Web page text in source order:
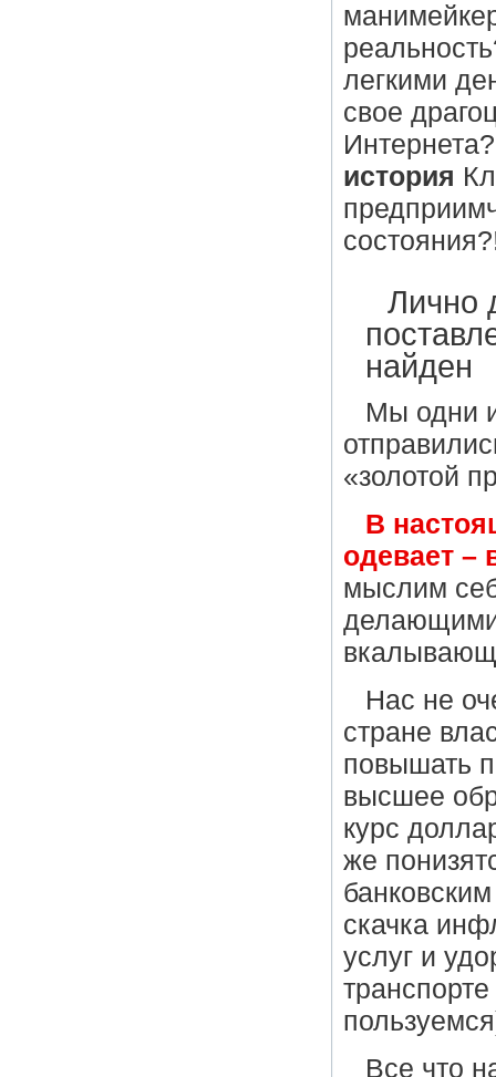
легкими
свое
история
Лично
найден
Мы одни
«золотой
В
одевает –
мыслим
делающими
Нас не
стране
повышать
высшее
курс
же
скачка
услуг и
Все что